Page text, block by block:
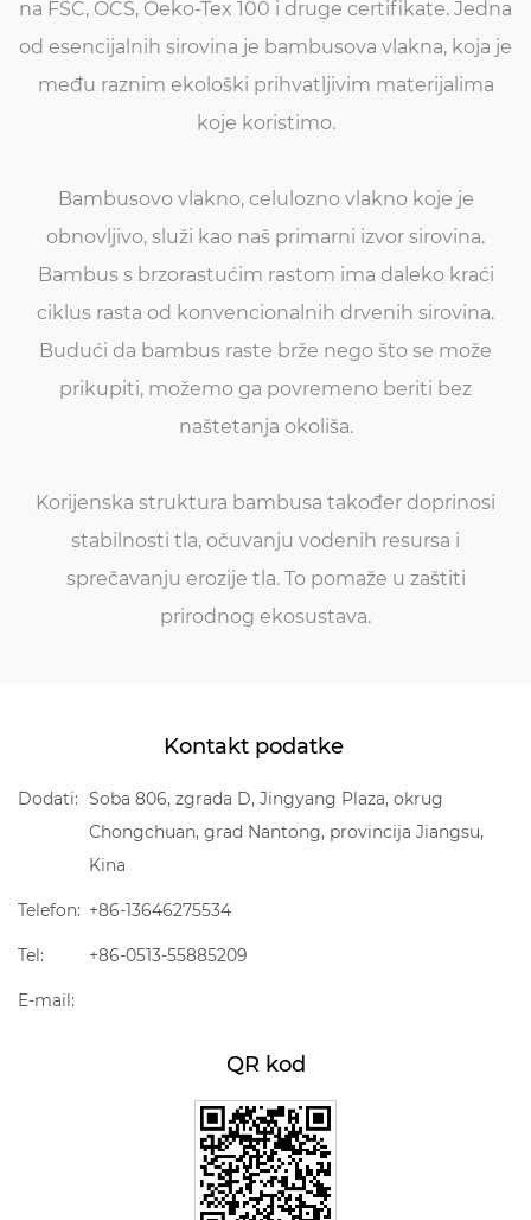
na FSC, OCS, Oeko-Tex 100 i druge certifikate. Jedna
od esencijalnih sirovina je bambusova vlakna, koja je
među raznim ekološki prihvatljivim materijalima
koje koristimo.
Bambusovo vlakno, celulozno vlakno koje je
obnovljivo, služi kao naš primarni izvor sirovina.
Bambus s brzorastućim rastom ima daleko kraći
ciklus rasta od konvencionalnih drvenih sirovina.
Budući da bambus raste brže nego što se može
prikupiti, možemo ga povremeno beriti bez
naštetanja okoliša.
Korijenska struktura bambusa također doprinosi
stabilnosti tla, očuvanju vodenih resursa i
sprečavanju erozije tla. To pomaže u zaštiti
prirodnog ekosustava.
Kontakt podatke
Dodati: Soba 806, zgrada D, Jingyang Plaza, okrug
Chongchuan, grad Nantong, provincija Jiangsu,
Kina
Telefon: +86-13646275534
Tel: +86-0513-55885209
E-mail:
QR kod